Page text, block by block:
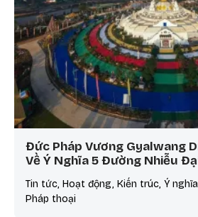
Đức Pháp Vương Gyalwang
Về Ý Nghĩa 5 Đường Nhiễu
Tin tức, Hoạt động, Kiến trúc, Ý
Pháp thoại